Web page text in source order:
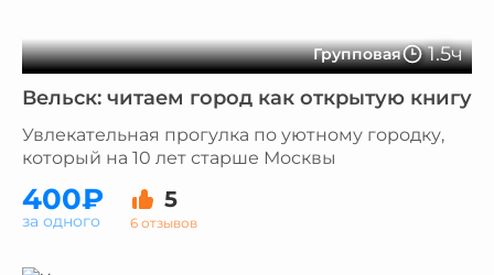
Групповая 1.5ч
Вельск: читаем город как открытую книгу
Увлекательная прогулка по уютному городку,
который на 10 лет старше Москвы
400₽ 5
6 отзывов
за одного